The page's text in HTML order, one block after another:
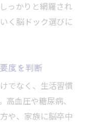
っかりと網羅され
く脳ドック選びに
度を判断
でなく、生活習慣
血圧や糖尿病、
や、家族に脳卒中